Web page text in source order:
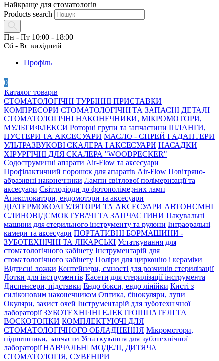
Найкраще для стоматологів
Products search
Пн - Пт 10:00 - 18:00
Сб - Вс вихідний
Профіль
0
Каталог товарів
СТОМАТОЛОГІЧНІ ТУРБІННІ ПРИСТАВКИ
КОМПРЕСОРИ СТОМАТОЛОГІЧНІ ТА ЗАПАСНІ ДЕТАЛІ
СТОМАТОЛОГІЧНІ НАКОНЕЧНИКИ, МІКРОМОТОРИ,
МУЛЬТИФЛЕКСИ Роторні групи та запчастини ШЛАНГИ,
ПУСТЕРИ ТА АКСЕСУАРИ МАСЛО - СПРЕЙ І АДАПТЕРИ
УЛЬТРАЗВУКОВІ СКАЛЕРА І АКСЕСУАРИ НАСАДКИ
ХІРУРГІЧНІ ДЛЯ СКАЛЕРА "WOODPECKER"
Содоструминні апарати Air-Flow та аксесуари
Профілактичний порошок для апаратів Air-Flow Повітряно-
абразивні наконечники Лампи світлової полімеризації та
аксесуари Світлодіоди до фотополімерних ламп
Апекслокатори, ендомотори та аксесуари
ДІАТЕРМОКОАГУЛЯТОРИ ТА АКСЕСУАРИ АВТОНОМНІ
СЛИНОВІДСМОКТУВАЧІ ТА ЗАПЧАСТИНИ Пакувальні
машини для стерильного інструменту та рулони Інтраоральні
камери та аксесуари ПОРТАТИВНІ БОРМАШИНИ -
ЗУБОТЕХНІЧНІ ТА ЛІКАРСЬКІ Устаткування для
стоматологічного кабінету Інструментарій для
стоматологічного кабінету Поліри для цирконію і кераміки
Відтисні ложки Контейнери, ємності для розчинів стерилізації
Лотки для інструментів Касети для стерилізації інструмента
Диспенсери, підставки Ендо бокси, ендо лінійки Кисті з
силіконовим наконечником Оптика, бінокуляри, лупи
Окуляри, захист очей Інструментарій для зуботехнічної
лабораторії ЗУБОТЕХНІЧНІ ЕЛЕКТРОШПАТЕЛІ ТА
ВОСКОТОПКИ КОМПЛЕКТУЮЧІ ДЛЯ
СТОМАТОЛОГІЧНОГО ОБЛАДНЕННЯ Мікромотори,
підшипники, запчасти Устаткування для зуботехнічної
лабораторії НАВЧАЛЬНІ МОДЕЛІ, ДИТЯЧА
СТОМАТОЛОГІЯ, СУВЕНІРИ